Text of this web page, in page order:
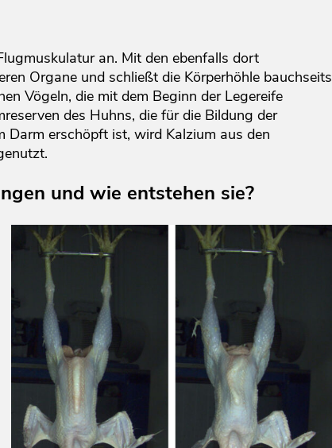
an. Mit den ebenfalls dort
Organe und schließt die Körperhöhle bauchseits
Vögeln, die mit dem Beginn der Legereife
des Huhns, die für die Bildung der
Darm erschöpft ist, wird Kalzium aus den
und wie entstehen sie?